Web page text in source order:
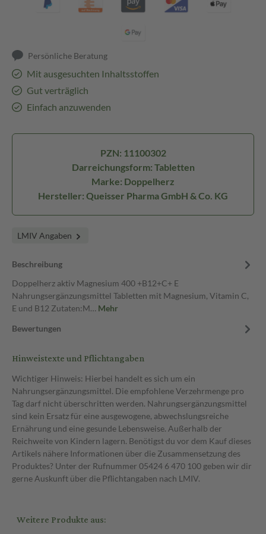
Persönliche Beratung
Mit ausgesuchten Inhaltsstoffen
Gut verträglich
Einfach anzuwenden
PZN: 11100302
Darreichungsform: Tabletten
Marke: Doppelherz
Hersteller: Queisser Pharma GmbH & Co. KG
LMIV Angaben
Beschreibung
Doppelherz aktiv Magnesium 400 +B12+C+ E
Nahrungsergänzungsmittel Tabletten mit Magnesium, Vitamin C,
E und B12 Zutaten:M… Mehr
Bewertungen
Hinweistexte und Pflichtangaben
Wichtiger Hinweis: Hierbei handelt es sich um ein
Nahrungsergänzungsmittel. Die empfohlene Verzehrmenge pro
Tag darf nicht überschritten werden. Nahrungsergänzungsmittel
sind kein Ersatz für eine ausgewogene, abwechslungsreiche
Ernährung und eine gesunde Lebensweise. Außerhalb der
Reichweite von Kindern lagern. Benötigst du vor dem Kauf dieses
Artikels nähere Informationen über die Zusammensetzung des
Produktes? Unter der Rufnummer 05424 6 470 100 geben wir dir
gerne Auskunft über die Pflichtangaben nach LMIV.
Weitere Produkte aus: